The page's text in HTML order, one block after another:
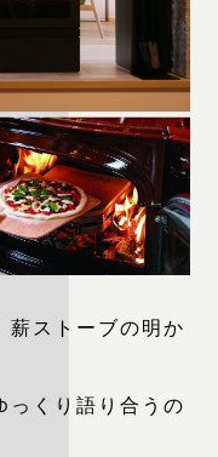
薪ストーブの明か
っくり語り合うの